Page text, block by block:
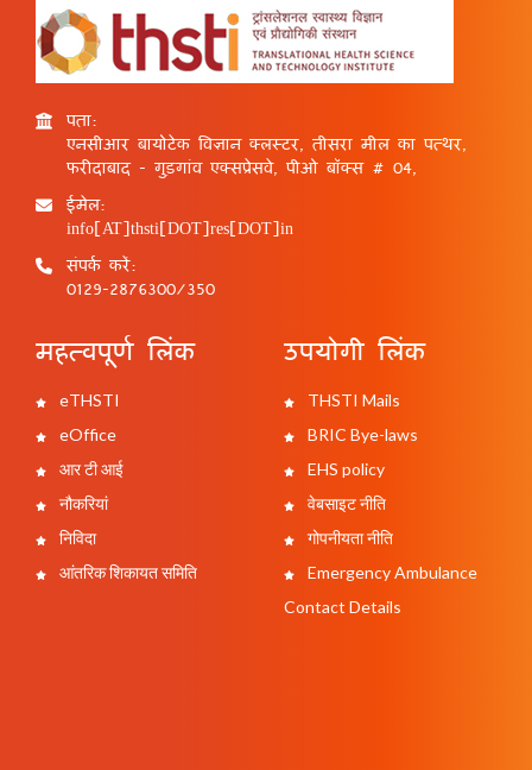
पता:
एनसीआर बायोटेक विज्ञान क्लस्टर, तीसरा मील का पत्थर,
फरीदाबाद - गुड़गांव एक्सप्रेसवे, पीओ बॉक्स # 04,
ईमेल:
info[AT]thsti[DOT]res[DOT]in
संपर्क करें:
0129-2876300/350
महत्वपूर्ण लिंक
eTHSTI
eOffice
आर टी आई
नौकरियां
निविदा
आंतरिक शिकायत समिति
उपयोगी लिंक
THSTI Mails
BRIC Bye-laws
EHS policy
वेबसाइट नीति
गोपनीयता नीति
Emergency Ambulance
Contact Details